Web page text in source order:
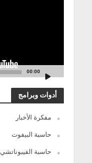
00:00
أدوات وبرامج
مفكرة الأخبار
حاسبة البيفوت
حاسبة الفيبوناتشي